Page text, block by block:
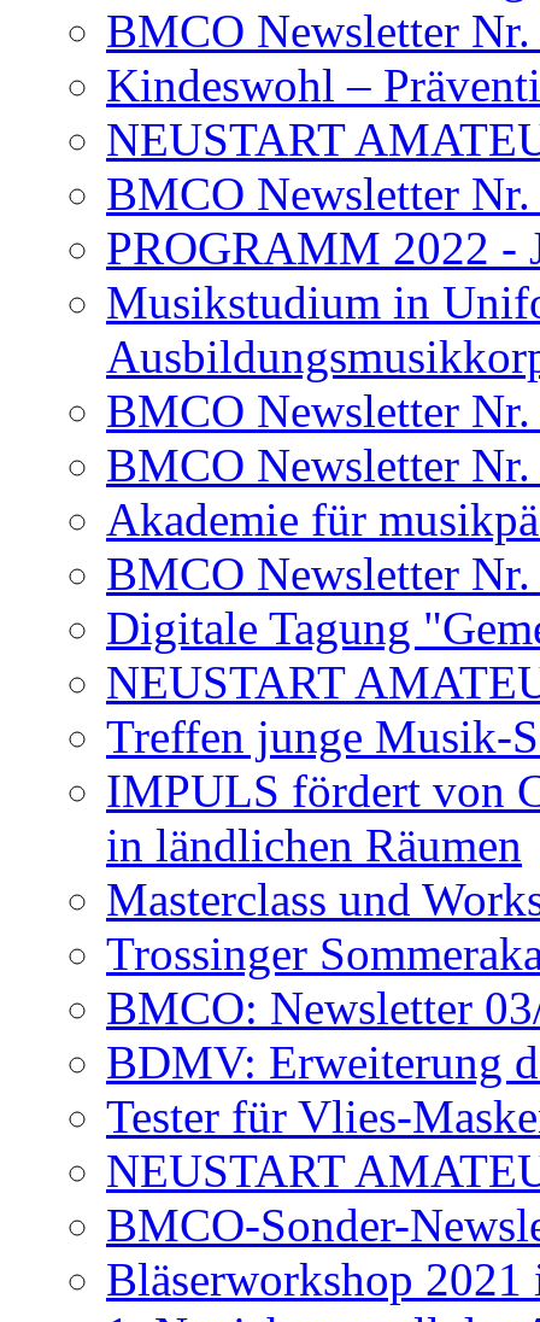
BMCO Newsletter
Kindeswohl –
NEUSTART
BMCO Newsletter
PROGRAMM 2022 -
Musikstudium in
BMCO Newsletter
BMCO Newsletter
Akademie für
BMCO Newsletter
Digitale Tagung
NEUSTART
Treffen junge Musik-
IMPULS fördert von
in ländlichen Räumen
Masterclass und
Trossinger
BMCO: Newsletter
BDMV: Erweiterung
Tester für Vlies-
NEUSTART
BMCO-Sonder-
Bläserworkshop